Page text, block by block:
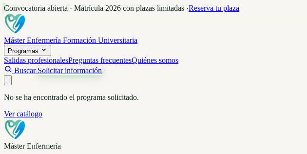
Convocatoria abierta · Matrícula 2026 con plazas limitadas ·Reserva tu plaza
Máster Enfermería Formación Universitaria
Programas
Salidas profesionalesPreguntas frecuentesQuiénes somos
Buscar Solicitar información
No se ha encontrado el programa solicitado.
Ver catálogo
Máster Enfermería